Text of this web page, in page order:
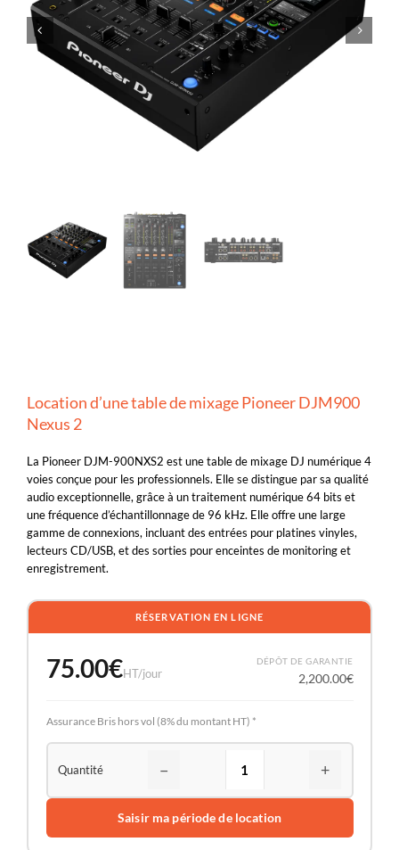
Location d’une table de mixage Pioneer DJM900
Nexus 2
La Pioneer DJM-900NXS2 est une table de mixage DJ numérique 4
voies conçue pour les professionnels. Elle se distingue par sa qualité
audio exceptionnelle, grâce à un traitement numérique 64 bits et
une fréquence d’échantillonnage de 96 kHz. Elle offre une large
gamme de connexions, incluant des entrées pour platines vinyles,
lecteurs CD/USB, et des sorties pour enceintes de monitoring et
enregistrement.
RÉSERVATION EN LIGNE
75.00€HT/jour
DÉPÔT DE GARANTIE
2,200.00€
Assurance Bris hors vol (8% du montant HT) *
− +
Saisir ma période de location